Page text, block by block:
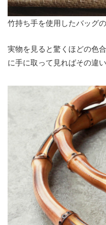
竹持ち手を使用したバッグ
実物を見ると驚くほどの色
に手に取って見ればその違